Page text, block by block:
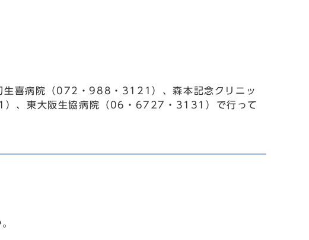
喜病院（072・988・3121）、森本記念クリニッ
、東大阪生協病院（06・6727・3131）で行って